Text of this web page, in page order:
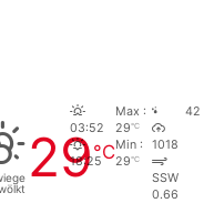
29°C
03:52
18:25
Max :
29°C
Min :
29°C
42
1018
SSW
0.66